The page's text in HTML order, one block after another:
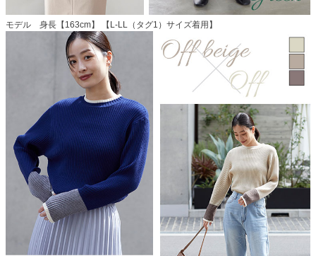
モデル 身長【163cm】 【L-LL（タグ1）サイズ着用】